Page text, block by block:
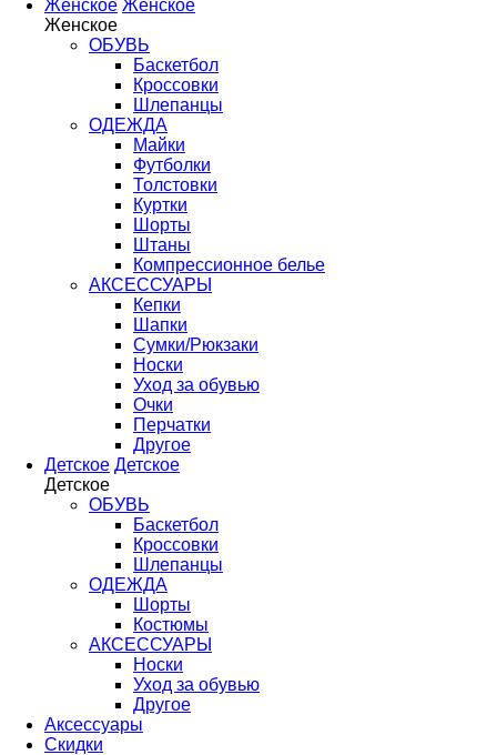
Женское Женское
Женское
ОБУВЬ
Баскетбол
Кроссовки
Шлепанцы
ОДЕЖДА
Майки
Футболки
Толстовки
Куртки
Шорты
Штаны
Компрессионное белье
АКСЕССУАРЫ
Кепки
Шапки
Сумки/Рюкзаки
Носки
Уход за обувью
Очки
Перчатки
Другое
Детское Детское
Детское
ОБУВЬ
Баскетбол
Кроссовки
Шлепанцы
ОДЕЖДА
Шорты
Костюмы
АКСЕССУАРЫ
Носки
Уход за обувью
Другое
Аксессуары
Скидки